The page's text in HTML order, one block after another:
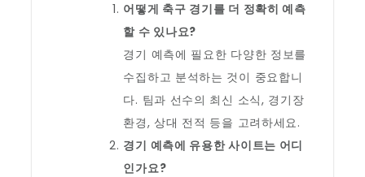
어떻게 축구 경기를 더 정확히 예측
할 수 있나요?
경기 예측에 필요한 다양한 정보를
수집하고 분석하는 것이 중요합니
다. 팀과 선수의 최신 소식, 경기장
환경, 상대 전적 등을 고려하세요.
경기 예측에 유용한 사이트는 어디
인가요?